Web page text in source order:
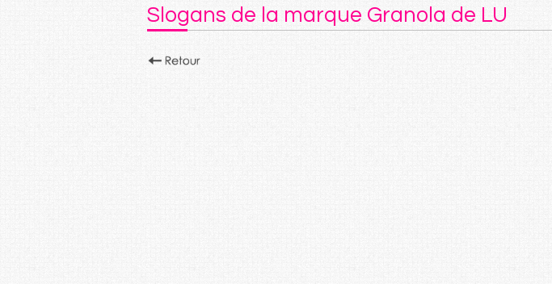
Slogans de la marque Granola de LU